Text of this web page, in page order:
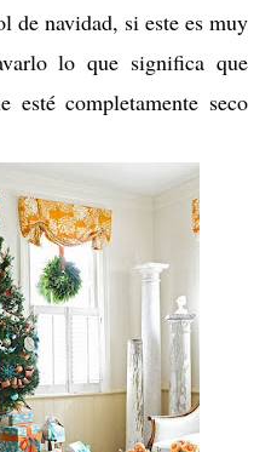
de navidad, si este es muy
lo que significa que
esté completamente seco